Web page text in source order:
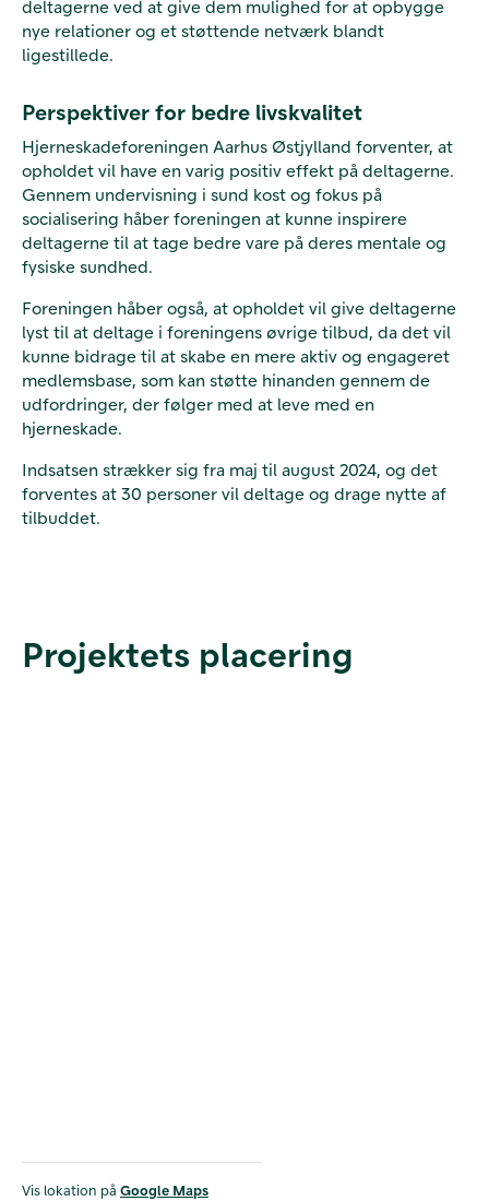
deltagerne ved at give dem mulighed for at opbygge
nye relationer og et støttende netværk blandt
ligestillede.
Perspektiver for bedre livskvalitet
Hjerneskadeforeningen Aarhus Østjylland forventer, at
opholdet vil have en varig positiv effekt på deltagerne.
Gennem undervisning i sund kost og fokus på
socialisering håber foreningen at kunne inspirere
deltagerne til at tage bedre vare på deres mentale og
fysiske sundhed.
Foreningen håber også, at opholdet vil give deltagerne
lyst til at deltage i foreningens øvrige tilbud, da det vil
kunne bidrage til at skabe en mere aktiv og engageret
medlemsbase, som kan støtte hinanden gennem de
udfordringer, der følger med at leve med en
hjerneskade.
Indsatsen strækker sig fra maj til august 2024, og det
forventes at 30 personer vil deltage og drage nytte af
tilbuddet.
Projektets placering
Vis lokation på Google Maps